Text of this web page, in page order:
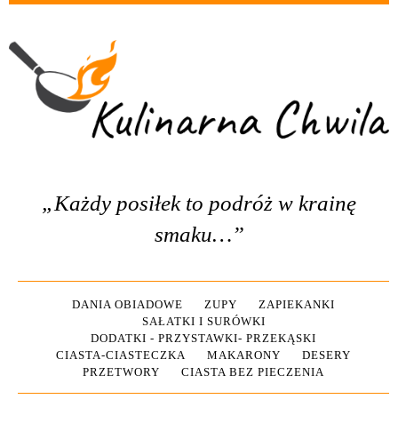
„Każdy posiłek to podróż w krainę
smaku…”
DANIA OBIADOWE ZUPY
ZAPIEKANKI
SAŁATKI I SURÓWKI
DODATKI - PRZYSTAWKI- PRZEKĄSKI
CIASTA-CIASTECZKA
MAKARONY
DESERY
PRZETWORY
CIASTA BEZ PIECZENIA